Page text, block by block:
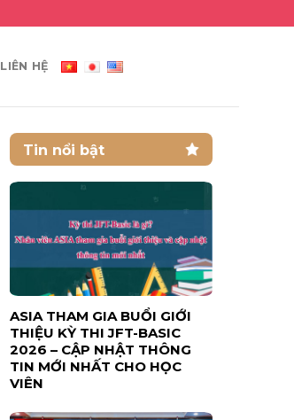
LIÊN HỆ
Tin nổi bật
ASIA THAM GIA BUỔI GIỚI
THIỆU KỲ THI JFT-BASIC
2026 – CẬP NHẬT THÔNG
TIN MỚI NHẤT CHO HỌC
VIÊN